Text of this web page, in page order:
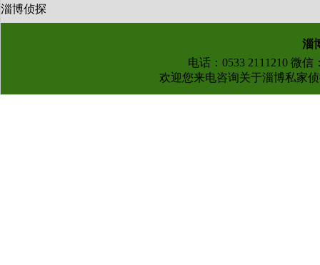
淄博侦探
淄
电话：0533 2111210 微
欢迎您来电咨询关于淄博私家